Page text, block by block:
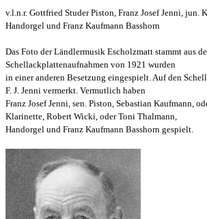
v.l.n.r. Gottfried Studer Piston, Franz Josef Jenni, jun.
Handorgel und Franz Kaufmann Basshorn
Das Foto der Ländlermusik Escholzmatt stammt aus
Schellackplattenaufnahmen von 1921 wurden
in einer anderen Besetzung eingespielt. Auf den
F. J. Jenni vermerkt. Vermutlich haben
Franz Josef Jenni, sen. Piston, Sebastian Kaufmann,
Klarinette, Robert Wicki, oder Toni Thalmann,
Handorgel und Franz Kaufmann Basshorn gespielt.